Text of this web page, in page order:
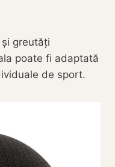
greutăți
poate fi adaptată
de sport.